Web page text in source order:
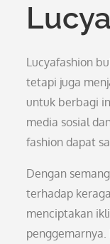
Lucyafashion
tetapi juga
untuk berbagi
media sosial
fashion dapat
Dengan
terhadap
menciptakan